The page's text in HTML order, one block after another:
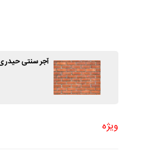
آجر سنتی حیدری 3 نسل در کنار
ویژه